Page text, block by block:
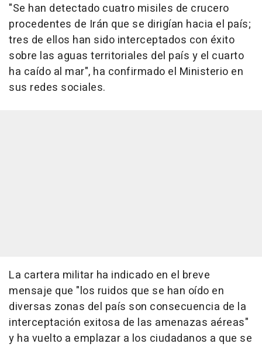
"Se han detectado cuatro misiles de crucero
procedentes de Irán que se dirigían hacia el país;
tres de ellos han sido interceptados con éxito
sobre las aguas territoriales del país y el cuarto
ha caído al mar", ha confirmado el Ministerio en
sus redes sociales.
La cartera militar ha indicado en el breve
mensaje que "los ruidos que se han oído en
diversas zonas del país son consecuencia de la
interceptación exitosa de las amenazas aéreas"
y ha vuelto a emplazar a los ciudadanos a que se